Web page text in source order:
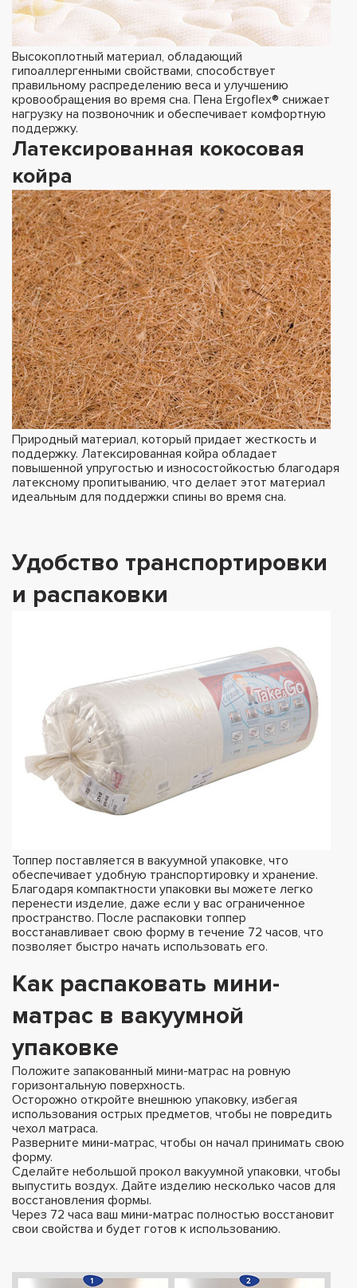
Высокоплотный материал, обладающий
гипоаллергенными свойствами, способствует
правильному распределению веса и улучшению
кровообращения во время сна. Пена Ergoflex® снижает
нагрузку на позвоночник и обеспечивает комфортную
поддержку.
Латексированная кокосовая
койра
Природный материал, который придает жесткость и
поддержку. Латексированная койра обладает
повышенной упругостью и износостойкостью благодаря
латексному пропитыванию, что делает этот материал
идеальным для поддержки спины во время сна.
Удобство транспортировки
и распаковки
Топпер поставляется в вакуумной упаковке, что
обеспечивает удобную транспортировку и хранение.
Благодаря компактности упаковки вы можете легко
перенести изделие, даже если у вас ограниченное
пространство. После распаковки топпер
восстанавливает свою форму в течение 72 часов, что
позволяет быстро начать использовать его.
Как распаковать мини-
матрас в вакуумной
упаковке
Положите запакованный мини-матрас на ровную
горизонтальную поверхность.
Осторожно откройте внешнюю упаковку, избегая
использования острых предметов, чтобы не повредить
чехол матраса.
Разверните мини-матрас, чтобы он начал принимать свою
форму.
Сделайте небольшой прокол вакуумной упаковки, чтобы
выпустить воздух. Дайте изделию несколько часов для
восстановления формы.
Через 72 часа ваш мини-матрас полностью восстановит
свои свойства и будет готов к использованию.